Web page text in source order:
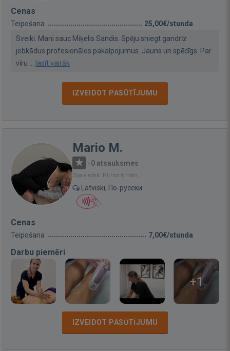
Cenas
Teipošana
25,00€/stunda
Sveiki. Mani sauc Miķelis Sandis. Spēju sniegt gandrīz
jebkādus profesionālos pakalpojumus. Jauns un spēcīgs. Par
vīru ...
lasīt vairāk
IZVEIDOT PASŪTĪJUMU
Mario M.
· 0 atsauksmes
Bija vietnē: Pirms 6 mēn.
Latviski, По-русски
Cenas
Teipošana 7,00€/stunda
Darbu piemēri
+1
IZVEIDOT PASŪTĪJUMU